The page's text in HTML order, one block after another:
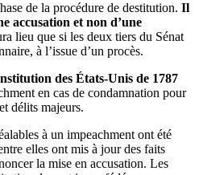
de la procédure de destitution. Il
accusation et non d’une
lieu que si les deux tiers du Sénat
à l’issue d’un procès.
des États-Unis de 1787
en cas de condamnation pour
délits majeurs.
à un impeachment ont été
elles ont mis à jour des faits
la mise en accusation. Les